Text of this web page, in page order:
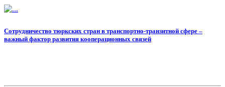
Сотрудничество тюркских стран в транспортно-транзитной сфере –
важный фактор развития кооперационных связей